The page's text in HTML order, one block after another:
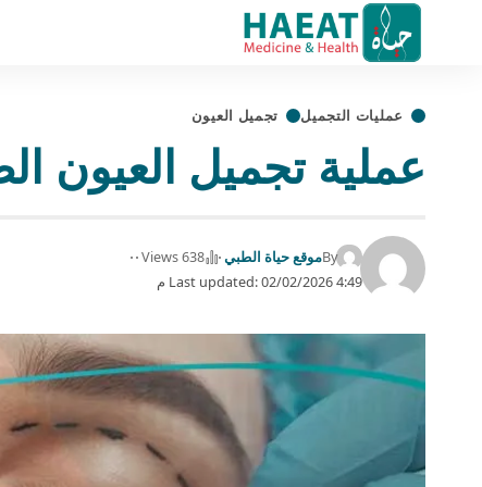
عمليات التجميل تجميل العيون
عملية تجميل العيون الصغيرة | 3
Last updated: 02/02/2026 4:49 م
Byموقع حياة الطبي 638 Views